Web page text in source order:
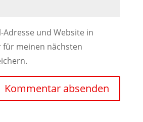
Adresse und Website in
für meinen nächsten